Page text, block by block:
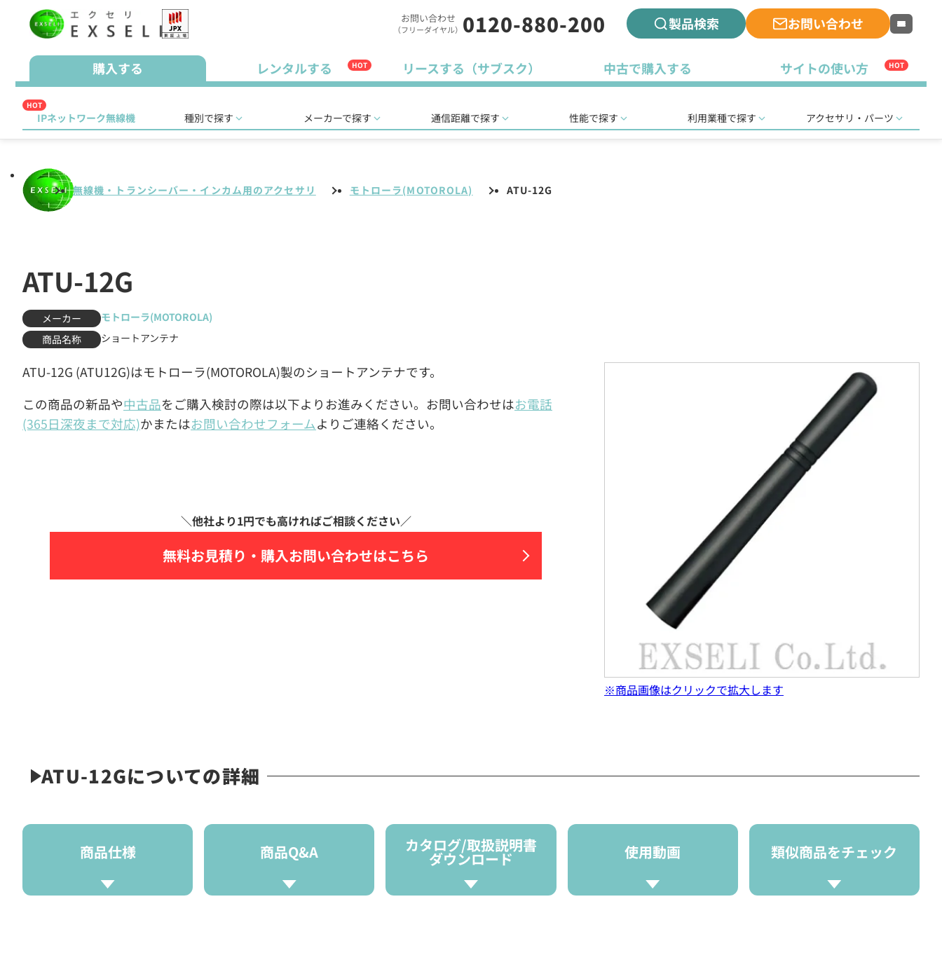
お問い合わせ
（フリーダイヤル） 0120-880-200 製品検索 お問い合わせ
購入する レンタルする HOT リースする（サブスク） 中古で購入する サイトの使い方 HOT
HOT
IPネットワーク無線機 種別で探す メーカーで探す 通信距離で探す 性能で探す 利用業種で探す アクセサリ・パーツ
無線機・トランシーバー・インカム用のアクセサリ モトローラ(MOTOROLA) ATU-12G
ATU-12G
メーカー
モトローラ(MOTOROLA)
商品名称
ショートアンテナ
ATU-12G (ATU12G)はモトローラ(MOTOROLA)製のショートアンテナです。
この商品の新品や中古品をご購入検討の際は以下よりお進みください。お問い合わせはお電話
(365日深夜まで対応)かまたはお問い合わせフォームよりご連絡ください。
無料お見積り・ 購入お問い合わせはこちら
※商品画像はクリックで拡大します
ATU-12Gについての詳細
商品仕様 商品Q&A カタログ/取扱説明書
ダウンロード 使用動画 類似商品をチェック